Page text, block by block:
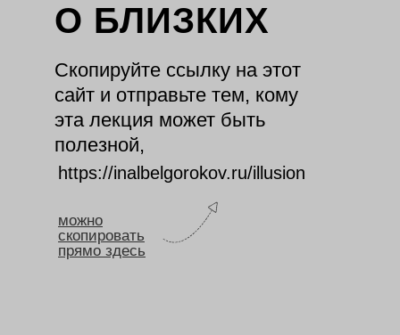
Скопируйте ссылку на этот
сайт и отправьте тем, кому
эта лекция может быть
полезной,
https://inalbelgorokov.ru/illusion
О БЛИЗКИХ
можно
скопировать
прямо здесь